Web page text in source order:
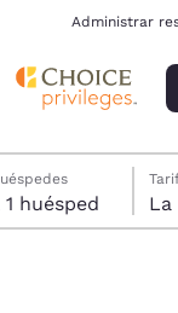
Administrar
1 habitación, 1 huésped La